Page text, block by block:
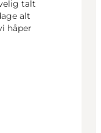
talt
alt
håper